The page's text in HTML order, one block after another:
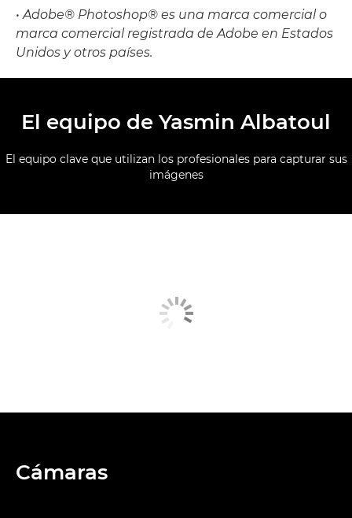
• Adobe® Photoshop® es una marca comercial o
marca comercial registrada de Adobe en Estados
Unidos y otros países.
El equipo de Yasmin Albatoul
El equipo clave que utilizan los profesionales para capturar sus
imágenes
Cámaras